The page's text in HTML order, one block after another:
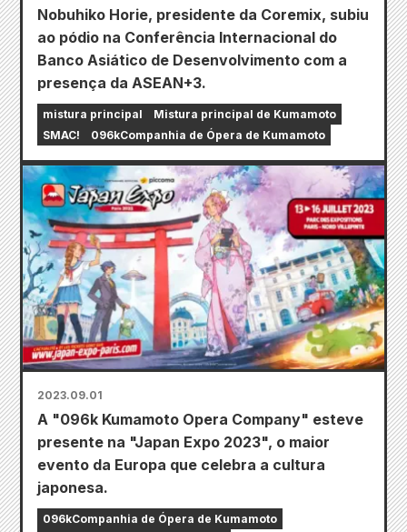
Nobuhiko Horie, presidente da Coremix, subiu
ao pódio na Conferência Internacional do
Banco Asiático de Desenvolvimento com a
presença da ASEAN+3.
mistura principal
Mistura principal de Kumamoto
SMAC!
096kCompanhia de Ópera de Kumamoto
2023.09.01
A "096k Kumamoto Opera Company" esteve
presente na "Japan Expo 2023", o maior
evento da Europa que celebra a cultura
japonesa.
096kCompanhia de Ópera de Kumamoto